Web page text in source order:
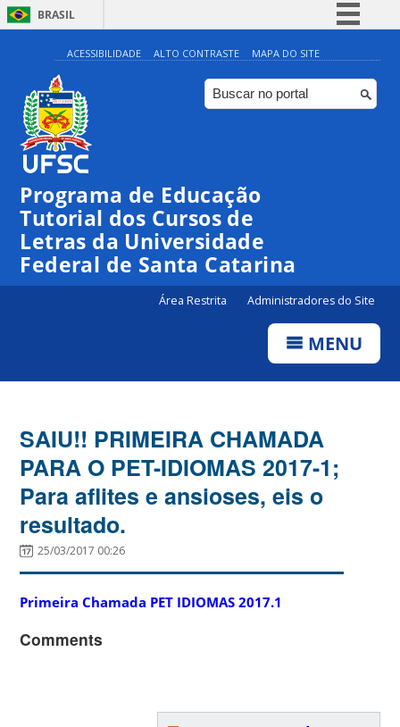
BRASIL
Simplifique!
Comunica BR
Participe
ACESSIBILIDADE ALTO CONTRASTE MAPA DO SITE
Programa de Educação
Tutorial dos Cursos de
Letras da Universidade
Federal de Santa Catarina
Área Restrita Administradores do Site
MENU
SAIU!! PRIMEIRA CHAMADA
PARA O PET-IDIOMAS 2017-1;
Para aflites e ansioses, eis o
resultado.
25/03/2017 00:26
Primeira Chamada PET IDIOMAS 2017.1
Comments